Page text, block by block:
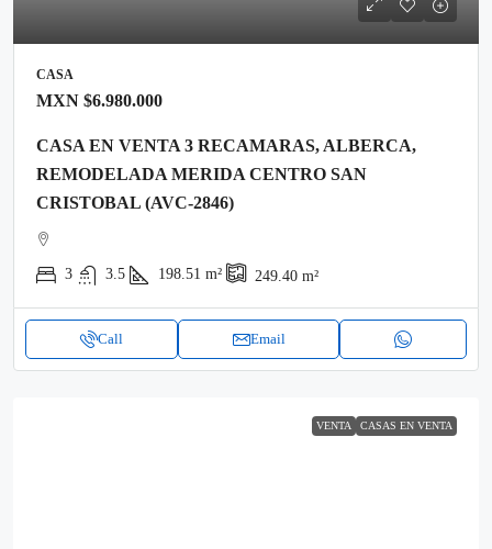
CASA
MXN $6.980.000
CASA EN VENTA 3 RECAMARAS, ALBERCA,
REMODELADA MERIDA CENTRO SAN
CRISTOBAL (AVC-2846)
3 3.5 198.51 m² 249.40 m²
Call Email
VENTA CASAS EN VENTA